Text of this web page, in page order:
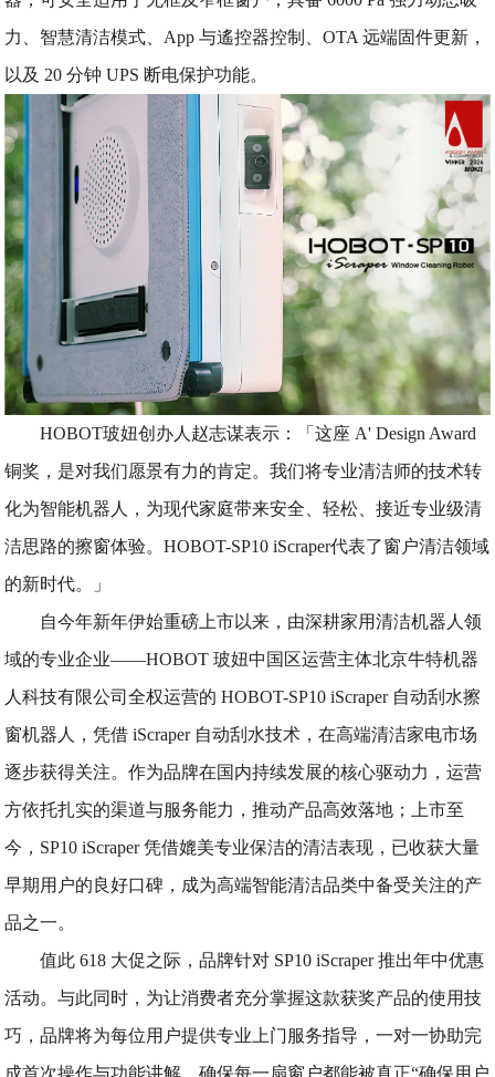
力、智慧清洁模式、App 与遙控器控制、OTA 远端固件更新，
以及 20 分钟 UPS 断电保护功能。
HOBOT玻妞创办人赵志谋表示：「这座 A' Design Award
铜奖，是对我们愿景有力的肯定。我们将专业清洁师的技术转
化为智能机器人，为现代家庭带来安全、轻松、接近专业级清
洁思路的擦窗体验。HOBOT-SP10 iScraper代表了窗户清洁领域
的新时代。」
自今年新年伊始重磅上市以来，由深耕家用清洁机器人领
域的专业企业——HOBOT 玻妞中国区运营主体北京牛特机器
人科技有限公司全权运营的 HOBOT-SP10 iScraper 自动刮水擦
窗机器人，凭借 iScraper 自动刮水技术，在高端清洁家电市场
逐步获得关注。作为品牌在国内持续发展的核心驱动力，运营
方依托扎实的渠道与服务能力，推动产品高效落地；上市至
今，SP10 iScraper 凭借媲美专业保洁的清洁表现，已收获大量
早期用户的良好口碑，成为高端智能清洁品类中备受关注的产
品之一。
值此 618 大促之际，品牌针对 SP10 iScraper 推出年中优惠
活动。与此同时，为让消费者充分掌握这款获奖产品的使用技
巧，品牌将为每位用户提供专业上门服务指导，一对一协助完